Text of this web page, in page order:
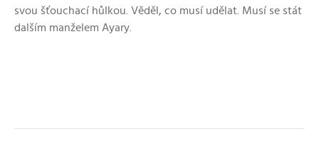
svou šťouchací hůlkou. Věděl, co musí udělat. Musí se stát
dalším manželem Ayary.